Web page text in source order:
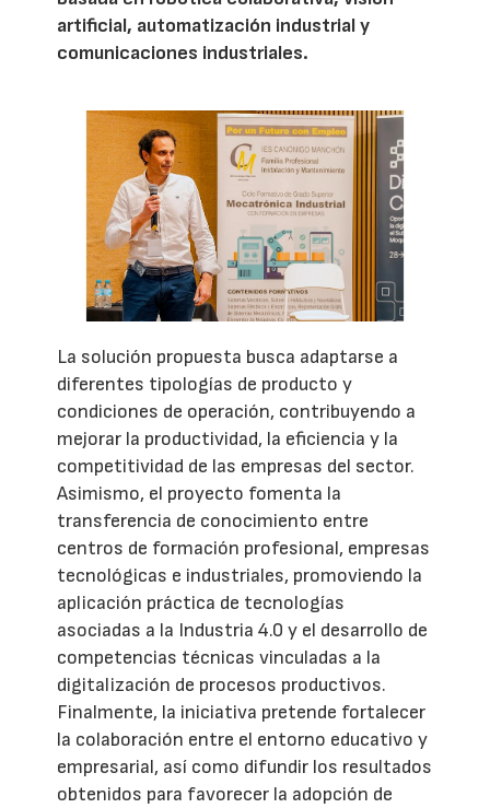
artificial, automatización industrial y
comunicaciones industriales.
La solución propuesta busca adaptarse a
diferentes tipologías de producto y
condiciones de operación, contribuyendo a
mejorar la productividad, la eficiencia y la
competitividad de las empresas del sector.
Asimismo, el proyecto fomenta la
transferencia de conocimiento entre
centros de formación profesional, empresas
tecnológicas e industriales, promoviendo la
aplicación práctica de tecnologías
asociadas a la Industria 4.0 y el desarrollo de
competencias técnicas vinculadas a la
digitalización de procesos productivos.
Finalmente, la iniciativa pretende fortalecer
la colaboración entre el entorno educativo y
empresarial, así como difundir los resultados
obtenidos para favorecer la adopción de